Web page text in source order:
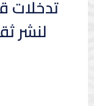
تدخلات
لنشر